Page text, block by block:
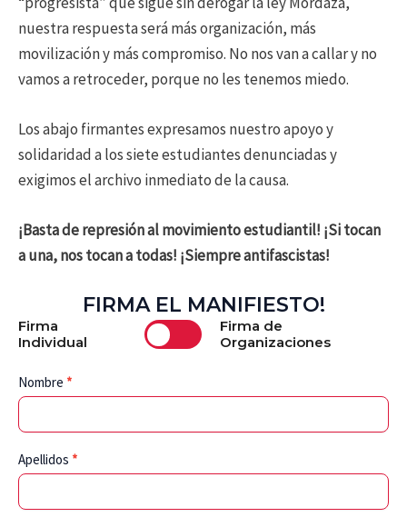
nuestra respuesta será más organización, más
movilización y más compromiso. No nos van a callar y no
vamos a retroceder, porque no les tenemos miedo.
Los abajo firmantes expresamos nuestro apoyo y
solidaridad a los siete estudiantes denunciadas y
exigimos el archivo inmediato de la causa.
¡Basta de represión al movimiento estudiantil! ¡Si tocan
a una, nos tocan a todas! ¡Siempre antifascistas!
FIRMA EL MANIFIESTO!
Firma
Individual
Firma de
Organizaciones
Firma
individual
Nombre *
Apellidos *